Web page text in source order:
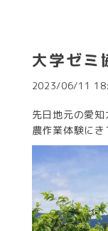
大学ゼミ
2023/06/11
先日地元の愛
農作業体験にき